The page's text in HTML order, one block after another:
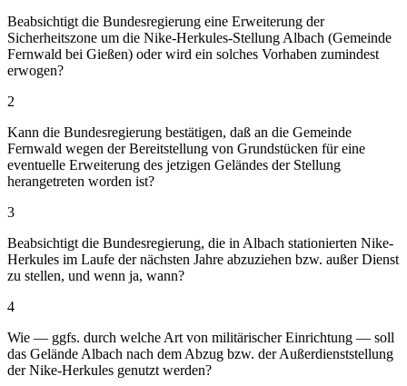
Beabsichtigt die Bundesregierung eine Erweiterung der
Sicherheitszone um die Nike-Herkules-Stellung Albach (Gemeinde
Fernwald bei Gießen) oder wird ein solches Vorhaben zumindest
erwogen?
2
Kann die Bundesregierung bestätigen, daß an die Gemeinde
Fernwald wegen der Bereitstellung von Grundstücken für eine
eventuelle Erweiterung des jetzigen Geländes der Stellung
herangetreten worden ist?
3
Beabsichtigt die Bundesregierung, die in Albach stationierten Nike-
Herkules im Laufe der nächsten Jahre abzuziehen bzw. außer Dienst
zu stellen, und wenn ja, wann?
4
Wie — ggfs. durch welche Art von militärischer Einrichtung — soll
das Gelände Albach nach dem Abzug bzw. der Außerdienststellung
der Nike-Herkules genutzt werden?